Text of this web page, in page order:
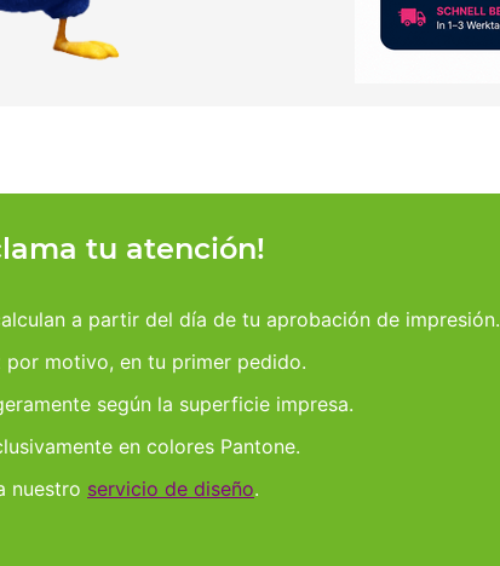
tu atención!
a partir del día de tu aprobación de impresión.
motivo, en tu primer pedido.
según la superficie impresa.
en colores Pantone.
nuestro servicio de diseño.